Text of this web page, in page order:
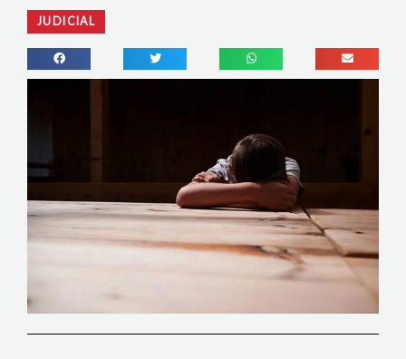
JUDICIAL